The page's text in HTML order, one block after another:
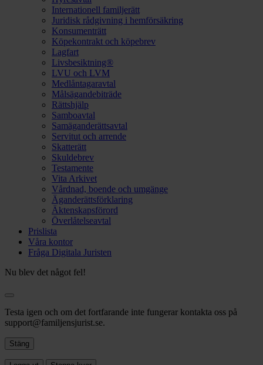
Internationell familjerätt
Juridisk rådgivning i hemförsäkring
Konsumenträtt
Köpekontrakt och köpebrev
Lagfart
Livsbesiktning®
LVU och LVM
Medlåntagaravtal
Målsägandebiträde
Rättshjälp
Samboavtal
Samäganderättsavtal
Servitut och arrende
Skatterätt
Skuldebrev
Testamente
Vita Arkivet
Vårdnad, boende och umgänge
Äganderättsförklaring
Äktenskapsförord
Överlåtelseavtal
Prislista
Våra kontor
Fråga Digitala Juristen
Nu blev det något fel!
Testa igen och om det fortfarande inte fungerar kontakta oss på
support@familjensjurist.se.
Stäng